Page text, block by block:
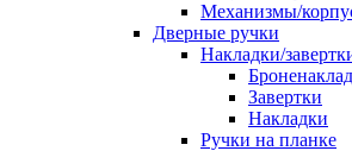
Механизмы/
Дверные ручки
Накладки/
Завертки
Накладки
Ручки на планке